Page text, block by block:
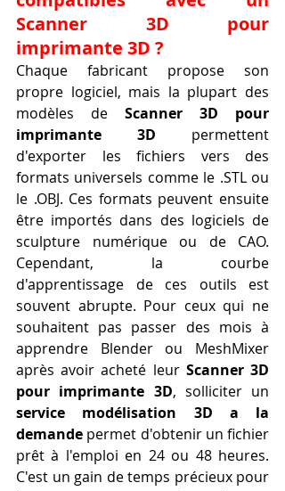
Scanner 3D pour
imprimante 3D ?
Chaque fabricant propose son
propre logiciel, mais la plupart des
modèles de Scanner 3D pour
imprimante 3D permettent
d'exporter les fichiers vers des
formats universels comme le .STL ou
le .OBJ. Ces formats peuvent ensuite
être importés dans des logiciels de
sculpture numérique ou de CAO.
Cependant, la courbe
d'apprentissage de ces outils est
souvent abrupte. Pour ceux qui ne
souhaitent pas passer des mois à
apprendre Blender ou MeshMixer
après avoir acheté leur Scanner 3D
pour imprimante 3D
service modélisation 3D a la
demande permet d'obtenir un fichier
prêt à l'emploi en 24 ou 48 heures.
C'est un gain de temps précieux pour